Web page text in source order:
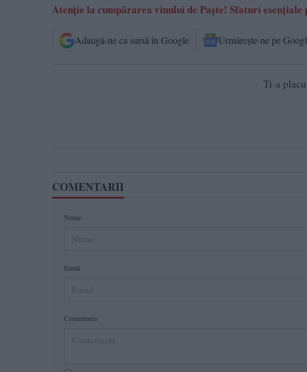
Atenție la cumpărarea vinului de Paște! Sfaturi esențiale
Adaugă-ne ca sursă în Google Urmărește-ne pe
Ti-a
COMENTARII
Nume
Email
Comentariu